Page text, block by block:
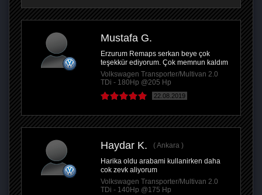
Mustafa G.
Erzurum Remaps serkan beye çok
teşekkür ediyorum. Çok memnun kaldım
Volkswagen Transporter/Multivan 2.0
TDi - 180Hp @205 Hp
22.08.2019
Haydar K.
Ankara
Harika oldu arabami kullanirken daha
cok zevk aliyorum
Volkswagen Transporter/Multivan 2.0
TDi - 140Hp @175 Hp